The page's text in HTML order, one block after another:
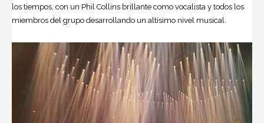
los tiempos, con un Phil Collins brillante como vocalista y todos los
miembros del grupo desarrollando un altísimo nivel musical.